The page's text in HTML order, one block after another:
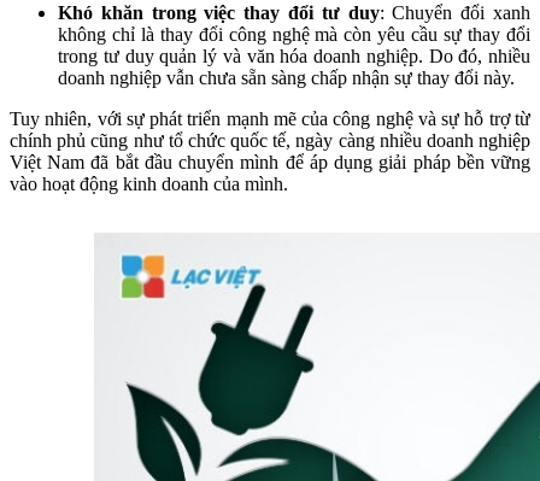
Khó khăn trong việc thay đổi tư duy: Chuyển đổi xanh
không chỉ là thay đổi công nghệ mà còn yêu cầu sự thay đổi
trong tư duy quản lý và văn hóa doanh nghiệp. Do đó, nhiều
doanh nghiệp vẫn chưa sẵn sàng chấp nhận sự thay đổi này.
Tuy nhiên, với sự phát triển mạnh mẽ của công nghệ và sự hỗ trợ từ
chính phủ cũng như tổ chức quốc tế, ngày càng nhiều doanh nghiệp
Việt Nam đã bắt đầu chuyển mình để áp dụng giải pháp bền vững
vào hoạt động kinh doanh của mình.